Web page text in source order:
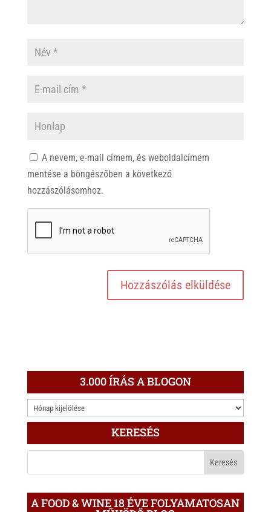
A nevem, e-mail címem, és weboldalcímem
mentése a böngészőben a következő
hozzászólásomhoz.
3.000 ÍRÁS A BLOGON
3.000
ÍRÁS
KERESÉS
A FOOD & WINE 18 ÉVE FOLYAMATOSAN